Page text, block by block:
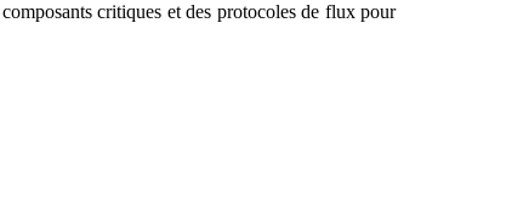
critiques et des protocoles de flux pour